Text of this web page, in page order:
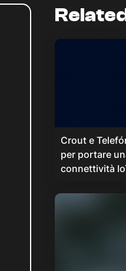
Crout e
per portare
connettività